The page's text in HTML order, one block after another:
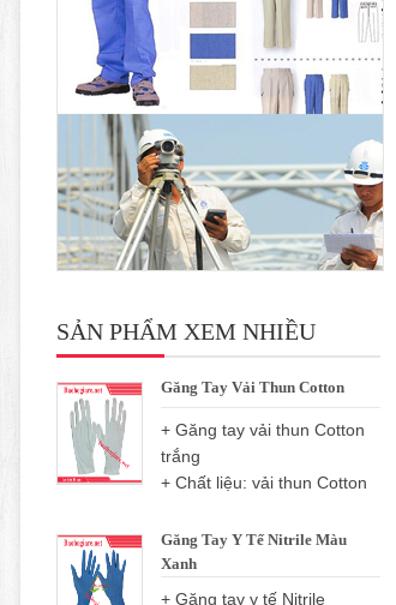
SẢN PHẨM XEM NHIỀU
Găng Tay Vải Thun Cotton
+ Găng tay vải thun Cotton
trắng
+ Chất liệu: vải thun Cotton
Găng Tay Y Tế Nitrile Màu
Xanh
+ Găng tay y tế Nitrile